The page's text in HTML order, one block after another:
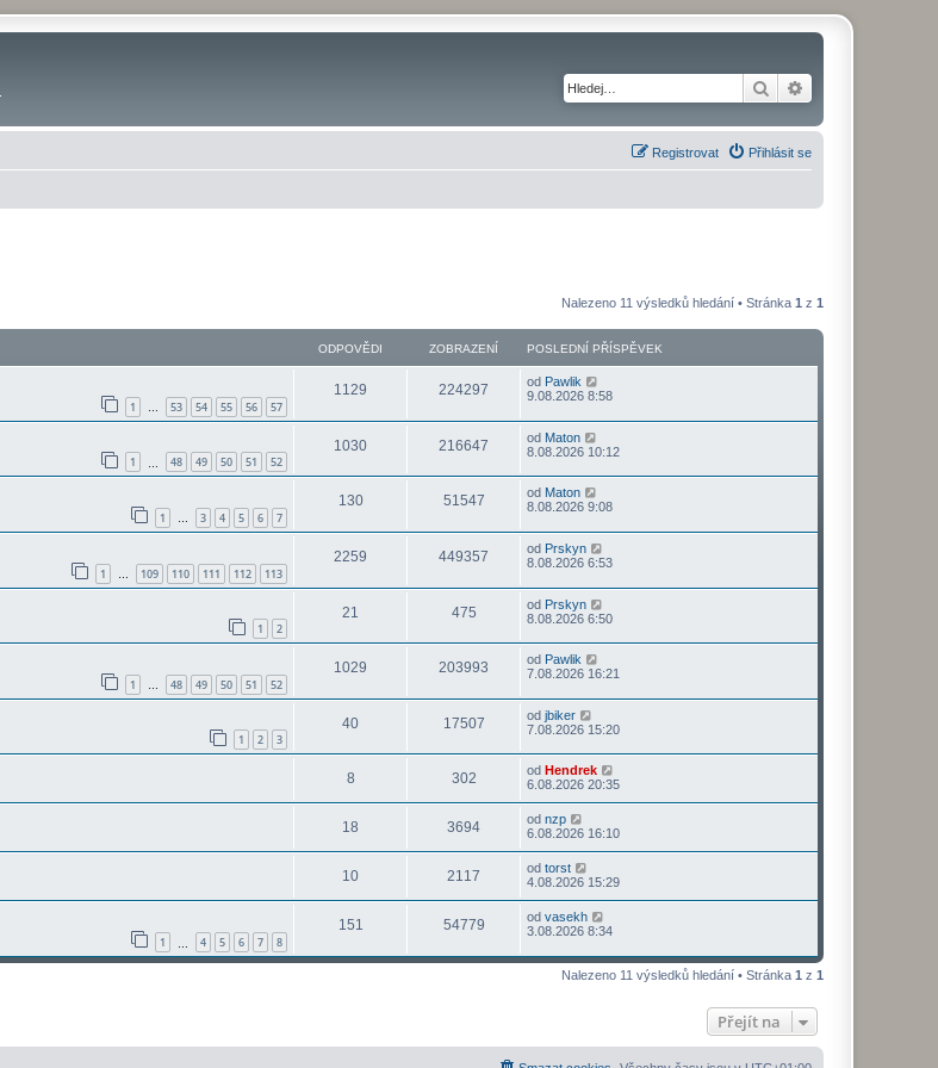
Hledat
Přihlásit se
Registrovat
Nalezeno 11 výsledků hledání • Stránka 1 z 1
ODPOVĚDI ZOBRAZENÍ POSLEDNÍ PŘÍSPĚVEK
1 … 53 54 55 56 57
1129 224297 od Pawlik
9.08.2026 8:58
1 48 49 50 51 52
1030 216647 od Maton
8.08.2026 10:12
1 … 3 4 5 6 7
130 51547 od Maton
8.08.2026 9:08
1 … 109 110 111 112 113
2259 449357 od Prskyn
8.08.2026 6:53
1 2
21 475 od Prskyn
8.08.2026 6:50
1 … 48 49 50 51 52
1029 203993 od Pawlik
7.08.2026 16:21
1 2 3
40 17507 od jbiker
7.08.2026 15:20
8 302 od Hendrek
6.08.2026 20:35
18 3694 od nzp
6.08.2026 16:10
10 2117 od torst
4.08.2026 15:29
1 4 5 6 7 8
151 54779 od vasekh
3.08.2026 8:34
Nalezeno 11 výsledků hledání • Stránka 1 z 1
Přejít na